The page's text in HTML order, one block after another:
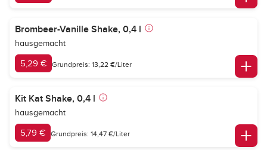
Brombeer-Vanille Shake, 0,4 l
hausgemacht
5,29 € Grundpreis: 13,22 €/Liter
Kit Kat Shake, 0,4 l
hausgemacht
5,79 € Grundpreis: 14,47 €/Liter